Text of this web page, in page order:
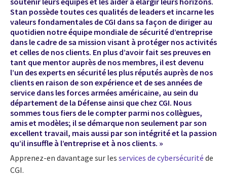
Stan possède toutes ces qualités de leaders et incarne les
valeurs fondamentales de CGI dans sa façon de diriger au
quotidien notre équipe mondiale de sécurité d’entreprise
dans le cadre de sa mission visant à protéger nos activités
et celles de nos clients. En plus d’avoir fait ses preuves en
tant que mentor auprès de nos membres, il est devenu
l’un des experts en sécurité les plus réputés auprès de nos
clients en raison de son expérience et de ses années de
service dans les forces armées américaine, au sein du
département de la Défense ainsi que chez CGI. Nous
sommes tous fiers de le compter parmi nos collègues,
amis et modèles; il se démarque non seulement par son
excellent travail, mais aussi par son intégrité et la passion
qu’il insuffle à l’entreprise et à nos clients. »
Apprenez-en davantage sur les services de cybersécurité de
CGI.